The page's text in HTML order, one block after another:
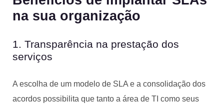
na sua organização
1. Transparência na prestação dos
serviços
A escolha de um modelo de SLA e a consolidação dos
acordos possibilita que tanto a área de TI como seus